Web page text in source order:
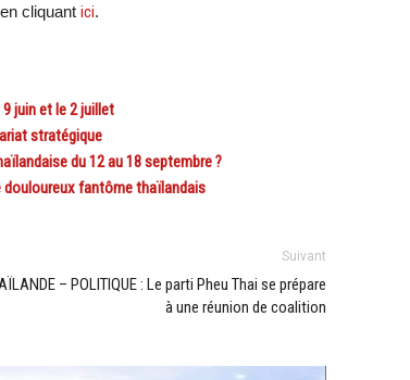
cliquant ici.
9 juin et le 2 juillet
stratégique
du 12 au 18 septembre ?
douloureux fantôme thaïlandais
Suivant
– POLITIQUE : Le parti Pheu Thai se prépare
à une réunion de coalition